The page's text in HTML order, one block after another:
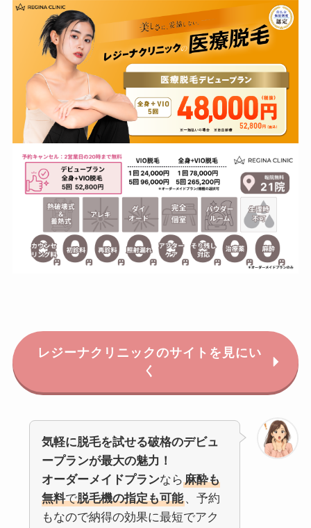
レジーナクリニックのサイトを見にい
く
気軽に脱毛を試せる破格のデビュ
ープランが最大の魅力！
オーダーメイドプランなら 麻酔も
無料で脱毛機の指定も可能、予約
もなので納得の効果に最短でアク